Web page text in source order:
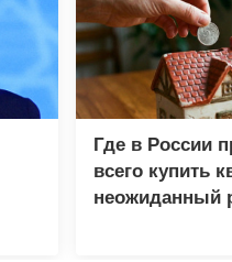
Где в России
всего купить
неожиданный